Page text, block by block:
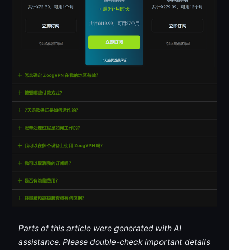
Parts of this article were generated with AI
assistance. Please double-check important details